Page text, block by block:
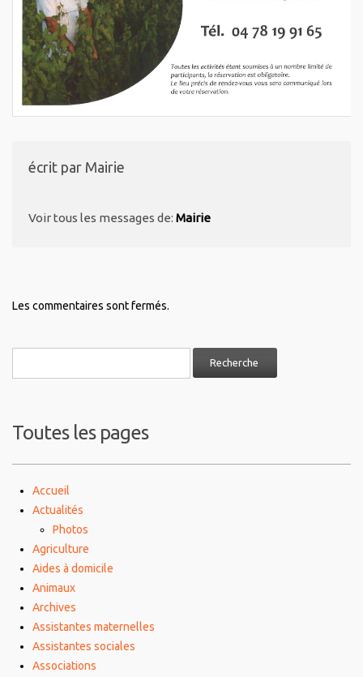
écrit par Mairie
Voir tous les messages de: Mairie
Les commentaires sont fermés.
Toutes les pages
Accueil
Actualités
Photos
Agriculture
Aides à domicile
Animaux
Archives
Assistantes maternelles
Assistantes sociales
Associations